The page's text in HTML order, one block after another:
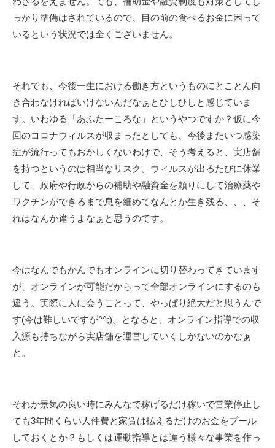
っかり準備はされているので、目の前の食べるお金に困って
いるという状況では全くございません。
それでも、今後一生における働き方というものにとことん向
き合わなければいけないんだなぁとひしひしと感じていま
す。いわゆる「あふたーころな」というやつですか？仮に今
回のコロナウィルスが収まったとしても、今後またいつ感染
症が流行ってもおかしくないわけで、そう考えると、実店舗
を持つというのは相当なリスク。ウィルスが出るたびに休業
して、政府や行政からの補助や融資金を頼りにして治療薬や
ワクチンができるまで息を細めてなんとか生き残る、、、そ
れはなんか違うよなぁと思うのです。
今はなんでもかんでもオンラインに切り替わってきています
が、オンラインが可能だからって全部オンラインにするのも
違う。実際に人に会うことって、やっぱり絶大だと思うんで
す(今は難しいですが^^;)。となると、オンライン指導での収
入源も持ちながら実店舗を運営していくしかないのかなぁ
と。
それか景気の良い時にみんなで稼げるだけ稼いで営業停止し
ても3年間くらい人件費と家賃は払えるだけのお金をプール
しておくとか？もしくは運動指導とは違う様々な事業を作っ